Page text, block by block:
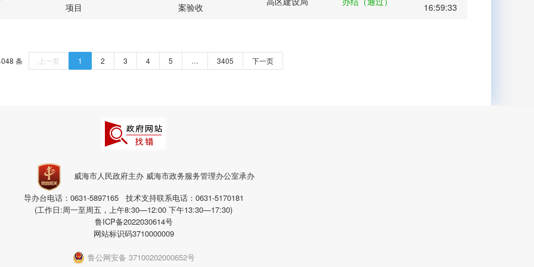
项目
案验收
16:59:33
条 上一页 1 2 3 4 5 … 3405 下一页
威海市人民政府主办 威海市政务服务管理办公室承办
导办台电话：0631-5897165 技术支持联系电话：0631-5170181
(工作日:周一至周五，上午8:30—12:00 下午13:30—17:30)
鲁ICP备2022030614号
网站标识码3710000009
鲁公网安备 37100202000652号